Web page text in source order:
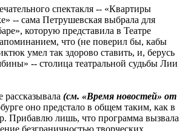
спектакля -- «Квартиры
-- сама Петрушевская выбрала для
которую представила в Театре
что (не поверил бы, кабы
умел так здорово ставить, и, берусь
-- столица театральной судьбы Лии
(см. «Время новостей» от
оно предстало в общем таким, как в
Прибавлю лишь, что программа вызвала